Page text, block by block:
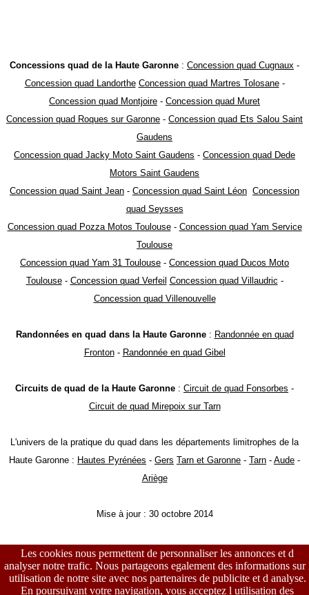
Concessions quad de la Haute Garonne : Concession quad Cugnaux -
Concession quad Landorthe Concession quad Martres Tolosane-
Concession quad Montjoire - Concession quad Muret
Concession quad Roques sur Garonne - Concession quad Ets Salou Saint
Gaudens
Concession quad Jacky Moto Saint Gaudens - Concession quad Dede
Motors Saint Gaudens
Concession quad Saint Jean - Concession quad Saint Léon Concession
quad Seysses
Concession quad Pozza Motos Toulouse- Concession quad Yam Service
Toulouse
Concession quad Yam 31 Toulouse - Concession quad Ducos Moto
Toulouse- Concession quad Verfeil Concession quad Villaudric -
Concession quad Villenouvelle
Randonnées en quad dans la Haute Garonne: Randonnée en quad
Fronton- Randonnée en quad Gibel
Circuits de quad de la Haute Garonne : Circuit de quad Fonsorbes -
Circuit de quad Mirepoix sur Tarn
L'univers de la pratique du quad dans les départements limitrophes de la
Haute Garonne : Hautes Pyrénées - Gers Tarn et Garonne - Tarn - Aude -
Ariège
Mise à jour : 30 octobre 2014
Les cookies nous permettent de personnaliser les annonces et d
analyser notre trafic. Nous partageons egalement des informations sur
utilisation de notre site avec nos partenaires de publicite et d analyse.
En poursuivant votre navigation, vous acceptez l utilisation des